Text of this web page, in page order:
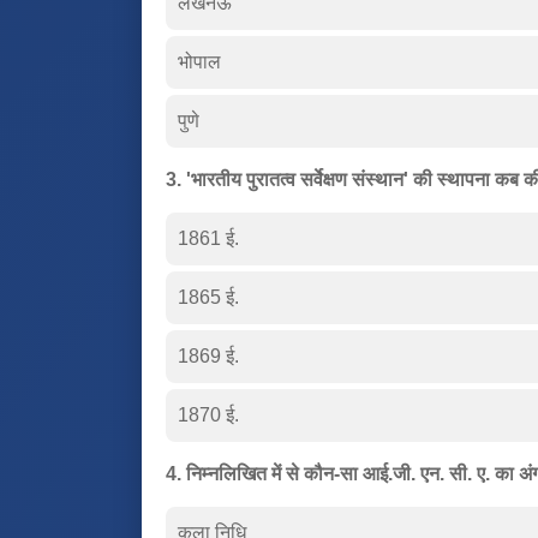
भोपाल
पुणे
3. 'भारतीय पुरातत्व सर्वेक्षण संस्थान' की स्थापना कब
1861 ई.
1865 ई.
1869 ई.
1870 ई.
4. निम्नलिखित में से कौन-सा आई.जी. एन. सी. ए. का
कला निधि